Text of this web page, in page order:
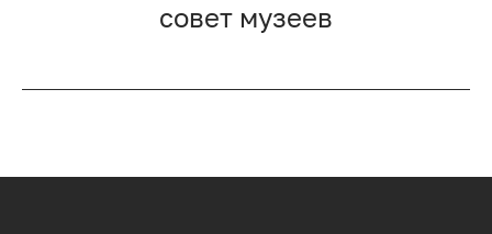
совет музеев